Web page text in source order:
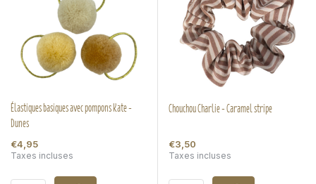
Élastiques basiques avec pompons Kate -
Dunes
€4,95
Taxes incluses
Chouchou Charlie - Caramel stripe
€3,50
Taxes incluses